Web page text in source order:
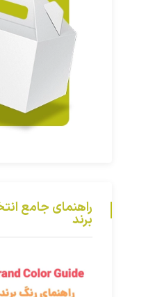
راهنمای جامع
برند